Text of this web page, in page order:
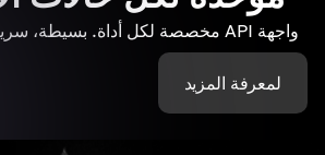
واجهة API مخصصة لكل أداة. بسيطة، سريعة، وموثقة بالكامل
لمعرفة المزيد